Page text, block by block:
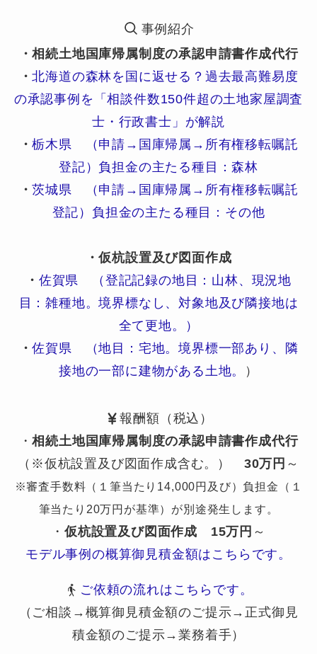
事例紹介
・相続土地国庫帰属制度の承認申請書作成代行
・北海道の森林を国に返せる？過去最高難易度
の承認事例を「相談件数150件超の土地家屋調査
士・行政書士」が解説
・栃木県 （申請→国庫帰属→所有権移転嘱託
登記）負担金の主たる種目：森林
・茨城県 （申請→国庫帰属→所有権移転嘱託
登記）負担金の主たる種目：その他
・仮杭設置及び図面作成
・ 佐賀県 （登記記録の地目：山林、現況地
目：雑種地。境界標なし、対象地及び隣接地は
全て更地。）
・佐賀県 （地目：宅地。境界標一部あり、隣
接地の一部に建物がある土地。
）
報酬額（税込）
・相続土地国庫帰属制度の承認申請書作成代行
（※仮杭設置及び図面作成含む。） 30万円 ～
※審査手数料（１筆当たり14,000円及び）負担金（１
筆当たり20万円が基準）が別途発生します。
・ 仮杭設置及び図面作成 15万円 ～
モデル事例の概算御見積金額はこちらです。
ご依頼の流れはこちらです。
（ご相談→概算御見積金額のご提示→正式御見
積金額のご提示→業務着手）